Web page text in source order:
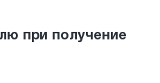
при получение